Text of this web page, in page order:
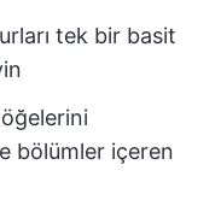
tek bir basit
bölümler içeren